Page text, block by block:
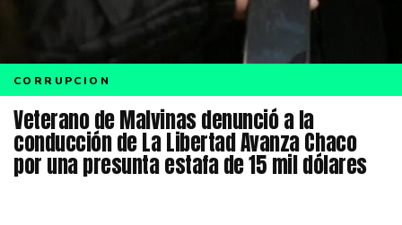
CORRUPCION
Veterano de Malvinas denunció a la
conducción de La Libertad Avanza Chaco
por una presunta estafa de 15 mil dólares